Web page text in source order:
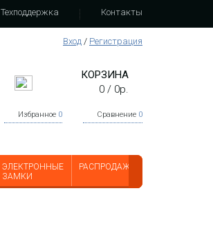
Техподдержка Контакты
Вход / Регистрация
КОРЗИНА
0/ 0р.
Избранное 0 Сравнение 0
ЭЛЕКТРОННЫЕ
ЗАМКИ
РАСПРОДАЖА